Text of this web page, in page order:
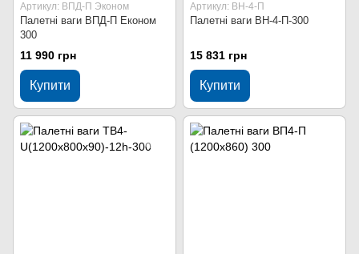
Артикул: ВПД-П Эконом
Палетні ваги ВПД-П Економ
300
11 990 грн
Купити
Артикул: ВН-4-П
Палетні ваги ВН-4-П-300
15 831 грн
Купити